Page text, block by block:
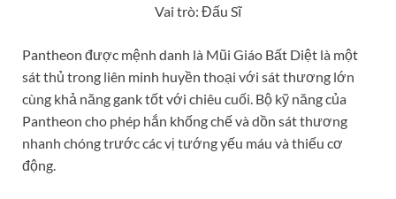
Vai trò: Đấu Sĩ
Pantheon được mệnh danh là Mũi Giáo Bất Diệt là một
sát thủ trong liên minh huyền thoại với sát thương lớn
cùng khả năng gank tốt với chiêu cuối. Bộ kỹ năng của
Pantheon cho phép hắn khống chế và dồn sát thương
nhanh chóng trước các vị tướng yếu máu và thiếu cơ
động.